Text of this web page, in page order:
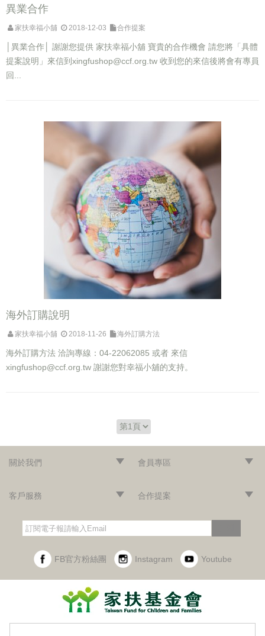
異業合作
家扶幸福小舖 2018-12-03 合作提案
│異業合作│ 謝謝您提供 家扶幸福小舖 寶貴的合作機會 請您將「具體
提案說明」來信到 xingfushop@ccf.org.tw 收到您的來信後將會有專員
回...
海外訂購說明
家扶幸福小舖 2018-11-26 海外訂購方法
海外訂購方法 洽詢專線：04-22062085 或者 來信
xingfushop@ccf.org.tw 謝謝您對幸福小舖的支持。
關於我們 會員專區
客戶服務
合作提案
FB官方粉絲團 Instagram Youtube